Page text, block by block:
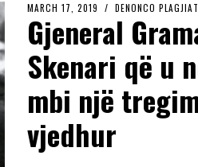
MARCH 17, 2019 DENONCO
Gjeneral
Skenari që u
mbi një
vjedhur